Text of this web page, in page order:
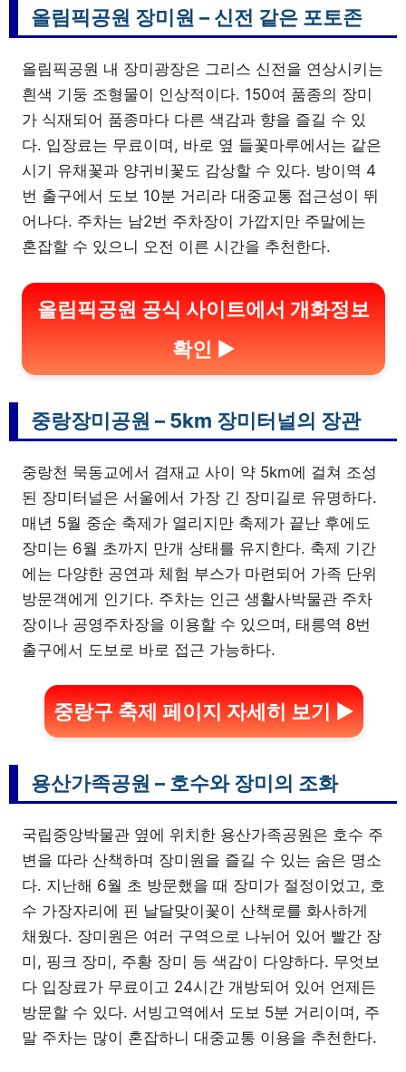
올림픽공원 장미원 – 신전 같은 포토존
올림픽공원 내 장미광장은 그리스 신전을 연상시키는
흰색 기둥 조형물이 인상적이다. 150여 품종의 장미
가 식재되어 품종마다 다른 색감과 향을 즐길 수 있
다. 입장료는 무료이며, 바로 옆 들꽃마루에서는 같은
시기 유채꽃과 양귀비꽃도 감상할 수 있다. 방이역 4
번 출구에서 도보 10분 거리라 대중교통 접근성이 뛰
어나다. 주차는 남2번 주차장이 가깝지만 주말에는
혼잡할 수 있으니 오전 이른 시간을 추천한다.
올림픽공원 공식 사이트에서 개화정보
확인 ▶
중랑장미공원 – 5km 장미터널의 장관
중랑천 묵동교에서 겸재교 사이 약 5km에 걸쳐 조성
된 장미터널은 서울에서 가장 긴 장미길로 유명하다.
매년 5월 중순 축제가 열리지만 축제가 끝난 후에도
장미는 6월 초까지 만개 상태를 유지한다. 축제 기간
에는 다양한 공연과 체험 부스가 마련되어 가족 단위
방문객에게 인기다. 주차는 인근 생활사박물관 주차
장이나 공영주차장을 이용할 수 있으며, 태릉역 8번
출구에서 도보로 바로 접근 가능하다.
중랑구 축제 페이지 자세히 보기 ▶
용산가족공원 – 호수와 장미의 조화
국립중앙박물관 옆에 위치한 용산가족공원은 호수 주
변을 따라 산책하며 장미원을 즐길 수 있는 숨은 명소
다. 지난해 6월 초 방문했을 때 장미가 절정이었고, 호
수 가장자리에 핀 날달맞이꽃이 산책로를 화사하게
채웠다. 장미원은 여러 구역으로 나뉘어 있어 빨간 장
미, 핑크 장미, 주황 장미 등 색감이 다양하다. 무엇보
다 입장료가 무료이고 24시간 개방되어 있어 언제든
방문할 수 있다. 서빙고역에서 도보 5분 거리이며, 주
말 주차는 많이 혼잡하니 대중교통 이용을 추천한다.